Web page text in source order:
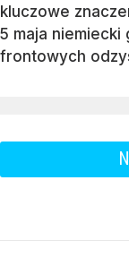
kluczowe
5 maja
frontowych